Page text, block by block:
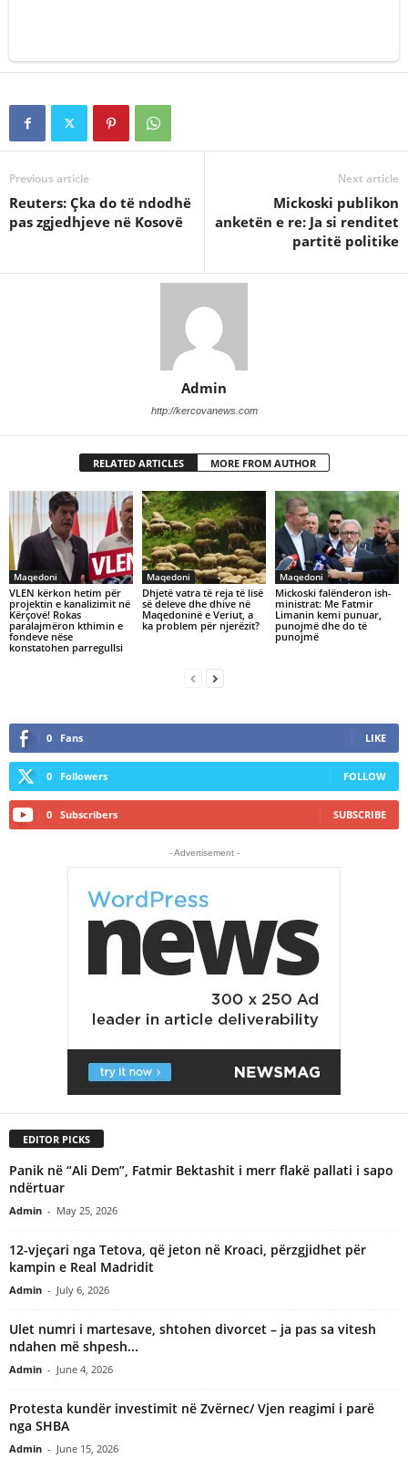
Previous article
Reuters: Çka do të ndodhë
pas zgjedhjeve në Kosovë
Next article
Mickoski publikon
anketën e re: Ja si renditet
partitë politike
Admin
http://kercovanews.com
RELATED ARTICLES MORE FROM AUTHOR
Maqedoni
VLEN kërkon hetim për
projektin e kanalizimit në
Kërçovë! Rokas
paralajmëron kthimin e
fondeve nëse
konstatohen parregullsi
Maqedoni
Dhjetë vatra të reja të lisë
së deleve dhe dhive në
Maqedoninë e Veriut, a
ka problem për njerëzit?
Maqedoni
Mickoski falënderon ish-
ministrat: Me Fatmir
Limanin kemi punuar,
punojmë dhe do të
punojmë
0 Fans LIKE
0 Followers FOLLOW
0 Subscribers SUBSCRIBE
- Advertisement -
EDITOR PICKS
Panik në “Ali Dem”, Fatmir Bektashit i merr flakë pallati i sapo
ndërtuar
Admin - May 25, 2026
12-vjeçari nga Tetova, që jeton në Kroaci, përzgjidhet për
kampin e Real Madridit
Admin - July 6, 2026
Ulet numri i martesave, shtohen divorcet – ja pas sa vitesh
ndahen më shpesh...
Admin - June 4, 2026
Protesta kundër investimit në Zvërnec/ Vjen reagimi i parë
nga SHBA
Admin - June 15, 2026